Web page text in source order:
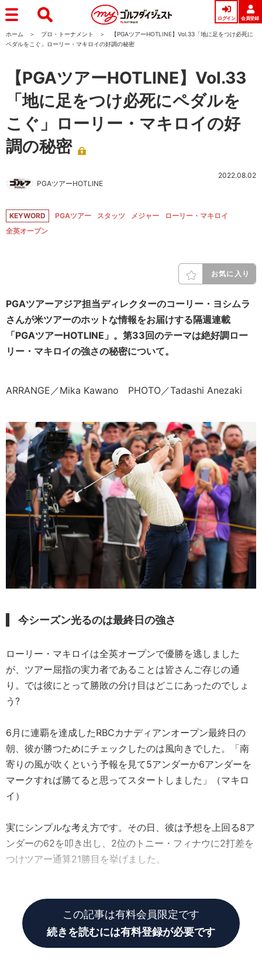
ログイン 会員登録
ホーム プロ・トーナメント
【PGAツアーHOTLINE】Vol.33「地に足をつけ必死に
ペダルをこぐ」ローリー・マキロイの好調の秘密
【PGAツアーHOTLINE】Vol.33
「地に足をつけ必死にペダルを
こぐ」ローリー・マキロイの好
調の秘密
PGAツアーHOTLINE
2022.08.02
KEYWORD PGAツアー スタッツ メジャー
ローリー・マキロイ
全英オープン
お気に入り
PGAツアーアジア担当ディレクターのコーリー・ヨシムラ
さんが米ツアーのホットな情報をお届けする隔週連載
「PGAツアーHOTLINE」。第33回のテーマは絶好調ロー
リー・マキロイの強さの秘密について。
ARRANGE／Mika Kawano PHOTO／Tadashi Anezaki
今シーズン光るのは最終日の強さ
ローリー・マキロイは全英オープンで優勝を逃しました
が、ツアー屈指の実力者であることは皆さんご存じの通
り。では彼にとって勝敗の分け目はどこにあったのでしょ
う?
6月に連覇を達成したRBCカナディアンオープン最終日の
朝、彼が勝つためにチェックしたのは風向きでした。「南
寄りの風が吹くという予報を見て5アンダーか6アンダーを
マークすれば勝てると思ってスタートしました」（マキロ
イ）
実にシンプルな考え方です。その日、彼は予想を上回る8ア
ンダーの62を叩き出し、2位のトニー・フィナウに2打差を
つけツアー通算21勝目を挙げました。
この記事は有料会員限定です
続きを読むには有料登録が必要です